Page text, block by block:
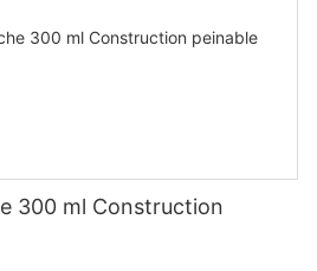
300 ml Construction